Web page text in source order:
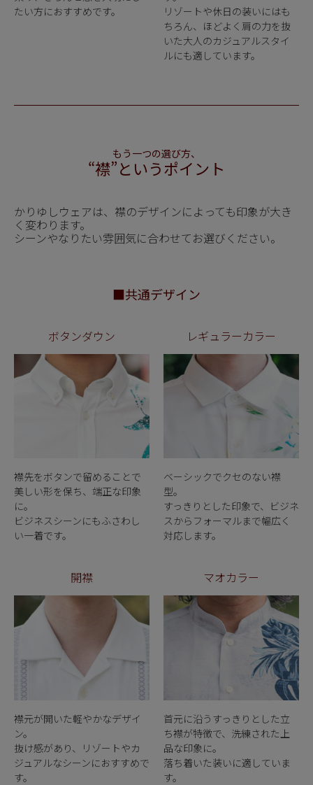
たい方におすすめです。
リゾートや休日の装いにはも
ちろん、ほどよく肩の力を抜
いた大人のカジュアルスタイ
ルにも適しています。
もう一つの選び方、
“襟”というポイント
かりゆしウェアは、襟のデザインによっても印象が大き
く変わります。
シーンやなりたい雰囲気に合わせてお選びください。
■共通デザイン
ボタンダウン
襟先をボタンで留めることで
美しい形を保ち、端正な印象
に。
ビジネスシーンにもふさわし
い一着です。
レギュラーカラー
ベーシックでクセのない襟
型。
すっきりとした印象で、ビジネ
スからフォーマルまで幅広く
対応します。
開襟
襟元が開いた軽やかなデザイ
ン。
抜け感があり、リゾートやカ
ジュアルなシーンにおすすめで
す。
マオカラー
首元に沿うすっきりとした立
ち襟が特徴で、洗練された上
品な印象に。
落ち着いた装いに適していま
す。